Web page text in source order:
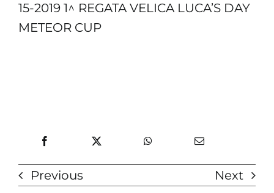
15-2019 1^ REGATA VELICA LUCA’S DAY
METEOR CUP
Previous Next